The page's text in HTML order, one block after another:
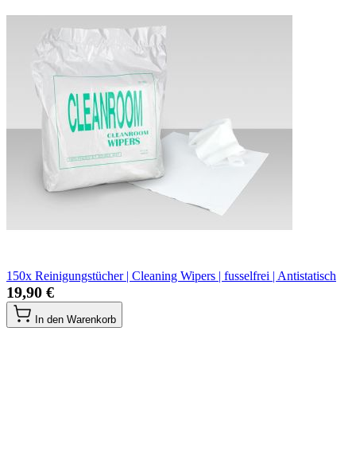
150x Reinigungstücher | Cleaning Wipers | fusselfrei | Antistatisch
19,90 €
In den Warenkorb